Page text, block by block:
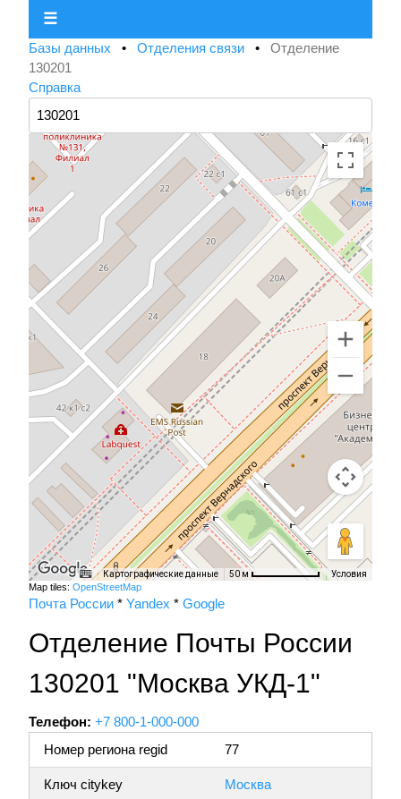
☰
Базы данных • Отделения связи • Отделение
130201
Справка
Картографические данные 50 м Условия
Map tiles: OpenStreetMap
Почта России * Yandex * Google
Отделение Почты России
130201 "Москва УКД-1"
Телефон: +7 800-1-000-000
Номер региона regid
77
Ключ citykey Москва